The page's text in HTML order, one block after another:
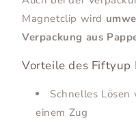
Magnetclip wird
Verpackung aus
Vorteile des Fiftyup
Schnelles Lösen
einem Zug